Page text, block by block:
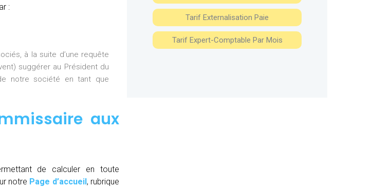
:
à la suite d’une requête
suggérer au Président du
notre société en tant que
aux
de calculer en toute
notre Page d’accueil, rubrique
Tarif Externalisation Paie
Tarif Expert-Comptable Par Mois